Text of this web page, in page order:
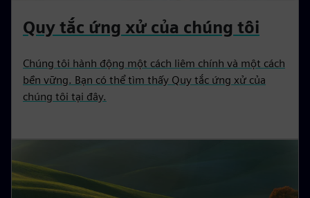
Quy tắc ứng xử của chúng tôi
Chúng tôi hành động một cách liêm chính và một cách
bền vững. Bạn có thể tìm thấy Quy tắc ứng xử của
chúng tôi tại đây.